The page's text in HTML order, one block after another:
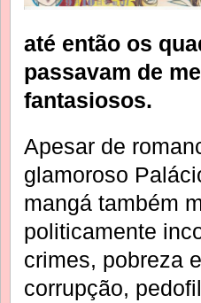
até então os
passavam de
fantasiosos.
Apesar de
glamoroso
mangá também
politicamente
crimes, pobreza
corrupção,